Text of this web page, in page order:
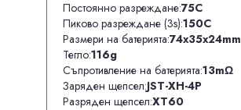
Постоянно разреждане:75C
Пиково разреждане (3s):150C
Размери на батерията:74x35x24mm
Тегло:116g
Съпротивление на батерията:13mΩ
Заряден щепсел:JST-XH-4P
Разряден щепсел:XT60